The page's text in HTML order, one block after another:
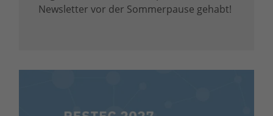
Newsletter vor der Sommerpause gehabt!